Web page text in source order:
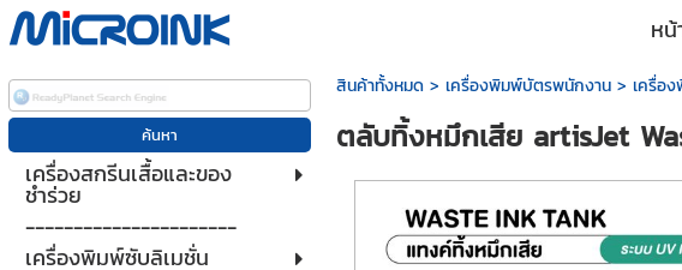
หน้
เครื่องสกรีนเสื้อและของ
ชำร่วย
----------------------
เครื่องพิมพ์ซับลิเมชั่น
สินค้าทั้งหมด> เครื่องพิมพ์บัตรพนักงาน> เครื่อ
ตลับทิ้งหมึกเสีย artisJet